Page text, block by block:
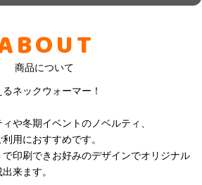
商品について
ネックウォーマー！
や冬期イベントのノベルティ、
用におすすめです。
印刷できお好みのデザインでオリジナル
来ます。